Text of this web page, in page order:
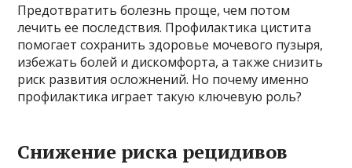
Предотвратить болезнь проще, чем потом
лечить ее последствия. Профилактика цистита
помогает сохранить здоровье мочевого пузыря,
избежать болей и дискомфорта, а также снизить
риск развития осложнений. Но почему именно
профилактика играет такую ключевую роль?
Снижение риска рецидивов